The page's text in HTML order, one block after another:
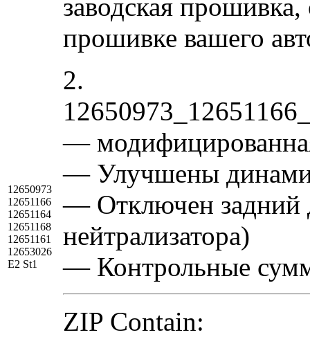
12650973
12651166
12651164
12651168
12651161
12653026
E2 St1
заводская прошивка,
прошивке вашего
2.
—
— Улучшены
— Отключен задний
нейтрализатора)
— Контрольные
ZIP Contain: